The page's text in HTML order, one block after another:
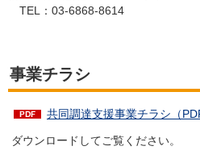
TEL：03-6868-8614
事業チラシ
共同調達支援事業チラシ（
ダウンロードしてご覧ください。